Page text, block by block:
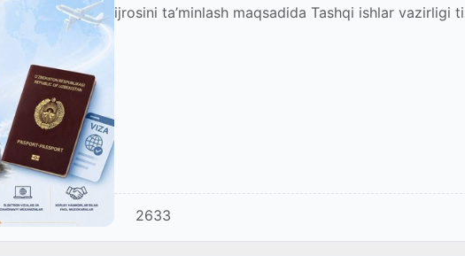
ijrosini ta’minlash maqsadida Tashqi ishlar vazirligi
2633